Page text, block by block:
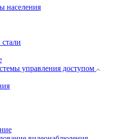
населения
управления доступом